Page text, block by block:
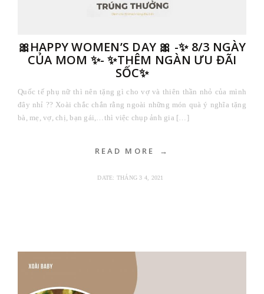
🎀HAPPY WOMEN’S DAY 🎀 -✨ 8/3 NGÀY
CỦA MOM ✨- ✨THÊM NGÀN ƯU ĐÃI
SỐC✨
Quốc tế phụ nữ thì nên tặng gì cho vợ và thiên thần nhỏ của mình
đây nhỉ ?? Xoài chắc chắn rằng ngoài những món quà ý nghĩa tặng
bà, mẹ, vợ, chị, bạn gái,…thì việc chụp ảnh gia […]
READ MORE
DATE: THÁNG 3 4, 2021